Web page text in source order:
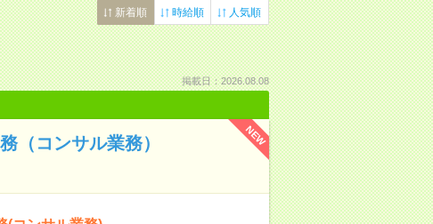
新着順 時給順 人気順
掲載日：2026.08.08
NEW
（コンサル業務）